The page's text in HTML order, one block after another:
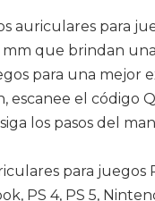
auriculares para
que brindan
para una mejor
el código
los pasos del
para juegos
PS 4, PS 5,